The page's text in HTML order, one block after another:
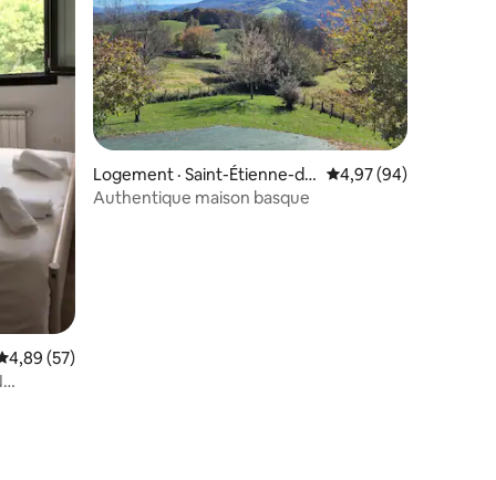
moyenne de 4,89 sur 5, 57 commentaires
4,89 (57)
Logement · Saint-Étienne-de
-Baïgorry
Note moyenne de
4,97 (94)
Authentique maison basque